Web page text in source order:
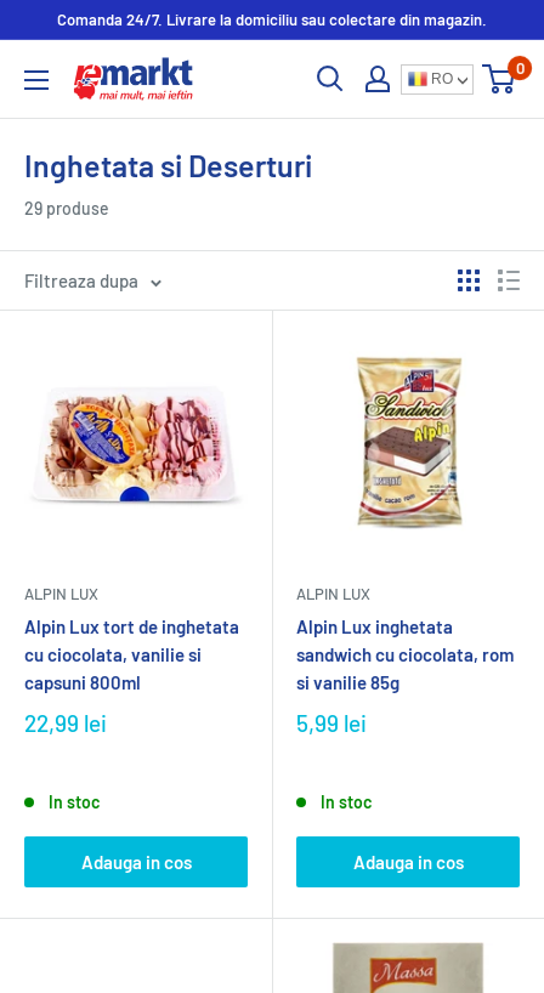
Comanda 24/7. Livrare la domiciliu sau colectare din magazin.
RO
0
Inghetata si Deserturi
29 produse
Filtreaza dupa
ALPIN LUX
Alpin Lux tort de inghetata
cu ciocolata, vanilie si
capsuni 800ml
22,99 lei
In stoc
Adauga in cos
ALPIN LUX
Alpin Lux inghetata
sandwich cu ciocolata, rom
si vanilie 85g
5,99 lei
In stoc
Adauga in cos